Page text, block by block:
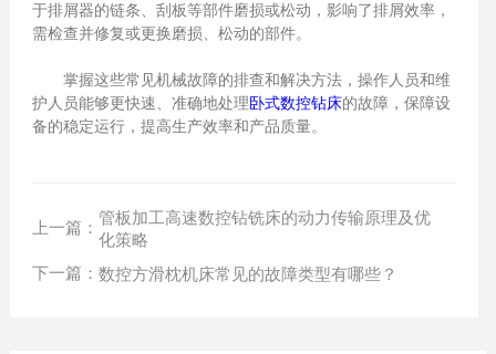
于排屑器的链条、刮板等部件磨损或松动，影响了排屑效率，
需检查并修复或更换磨损、松动的部件。
掌握这些常见机械故障的排查和解决方法，操作人员和维
护人员能够更快速、准确地处理卧式数控钻床的故障，保障设
备的稳定运行，提高生产效率和产品质量。
上一篇：
管板加工高速数控钻铣床的动力传输原理及优
化策略
下一篇： 数控方滑枕机床常见的故障类型有哪些？